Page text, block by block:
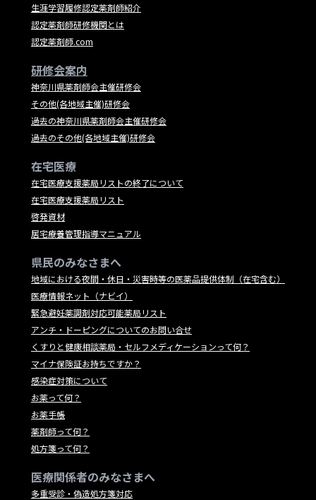
生涯学習履修認定薬剤師紹介
認定薬剤師研修機関とは
認定薬剤師.com
研修会案内
神奈川県薬剤師会主催研修会
その他(各地域主催)研修会
過去の神奈川県薬剤師会主催研修会
過去のその他(各地域主催)研修会
在宅医療
在宅医療支援薬局リストの終了について
在宅医療支援薬局リスト
啓発資材
居宅療養管理指導マニュアル
県民のみなさまへ
地域における夜間・休日・災害時等の医薬品提供体制（在宅含む）
医療情報ネット（ナビイ）
緊急避妊薬調剤対応可能薬局リスト
アンチ・ドーピングについてのお問い合せ
くすりと健康相談薬局・セルフメディケーションって何？
マイナ保険証お持ちですか？
感染症対策について
お薬って何？
お薬手帳
薬剤師って何？
処方箋って何？
医療関係者のみなさまへ
多重受診・偽造処方箋対応